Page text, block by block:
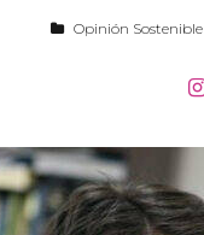
Opinión Sostenible